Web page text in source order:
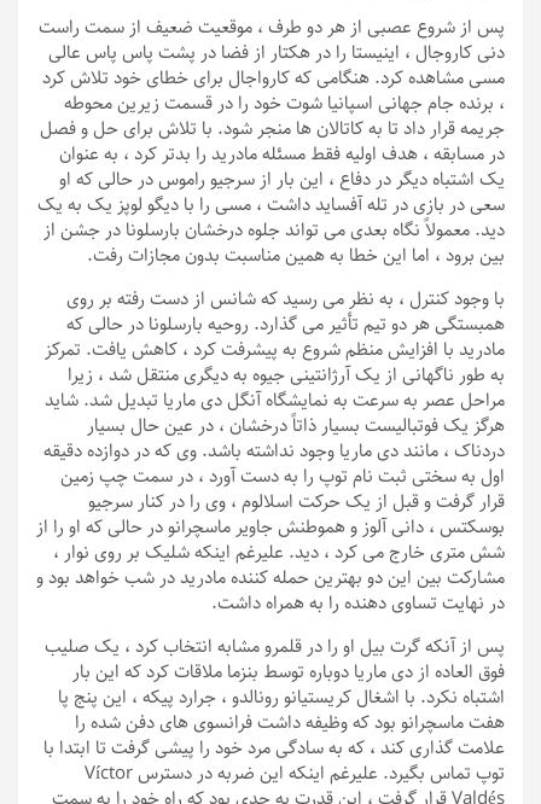
پس از شروع عصبی از هر دو طرف ، موقعیت ضعیف از سمت راست
دنی کاروجال ، اینیستا را در هکتار از فضا در پشت پاس پاس عالی
مسی مشاهده کرد. هنگامی که کارواجال برای خطای خود تلاش کرد
، برنده جام جهانی اسپانیا شوت خود را در قسمت زیرین محوطه
جریمه قرار داد تا به کاتالان ها منجر شود. با تلاش برای حل و فصل
در مسابقه ، هدف اولیه فقط مسئله مادرید را بدتر کرد ، به عنوان
یک اشتباه دیگر در دفاع ، این بار از سرجیو راموس در حالی که او
سعی در بازی در تله آفساید داشت ، مسی را با دیگو لوپز یک به یک
دید. معمولاً نگاه بعدی می تواند جلوه درخشان بارسلونا در جشن از
بین برود ، اما این خطا به همین مناسبت بدون مجازات رفت.
با وجود کنترل ، به نظر می رسید که شانس از دست رفته بر روی
همبستگی هر دو تیم تأثیر می گذارد. روحیه بارسلونا در حالی که
مادرید با افزایش منظم شروع به پیشرفت کرد ، کاهش یافت. تمرکز
به طور ناگهانی از یک آرژانتینی جیوه به دیگری منتقل شد ، زیرا
مراحل عصر به سرعت به نمایشگاه آنگل دی ماریا تبدیل شد. شاید
هرگز یک فوتبالیست بسیار ذاتاً درخشان ، در عین حال بسیار
دردناک ، مانند دی ماریا وجود نداشته باشد. وی که در دوازده دقیقه
اول به سختی ثبت نام توپ را به دست آورد ، در سمت چپ زمین
قرار گرفت و قبل از یک حرکت اسلالوم ، وی را در کنار سرجیو
بوسکتس ، دانی آلوز و هموطنش جاویر ماسچرانو در حالی که او را از
شش متری خارج می کرد ، دید. علیرغم اینکه شلیک بر روی نوار ،
مشارکت بین این دو بهترین حمله کننده مادرید در شب خواهد بود و
در نهایت تساوی دهنده را به همراه داشت.
پس از آنکه گرت بیل او را در قلمرو مشابه انتخاب کرد ، یک صلیب
فوق العاده از دی ماریا دوباره توسط بنزما ملاقات کرد که این بار
اشتباه نکرد. با اشغال کریستیانو رونالدو ، جرارد پیکه ، این پنج پا
هفت ماسچرانو بود که وظیفه داشت فرانسوی های دفن شده را
علامت گذاری کند ، که به سادگی مرد خود را پیشی گرفت تا ابتدا با
توپ تماس بگیرد. علیرغم اینکه این ضربه در دسترس Víctor